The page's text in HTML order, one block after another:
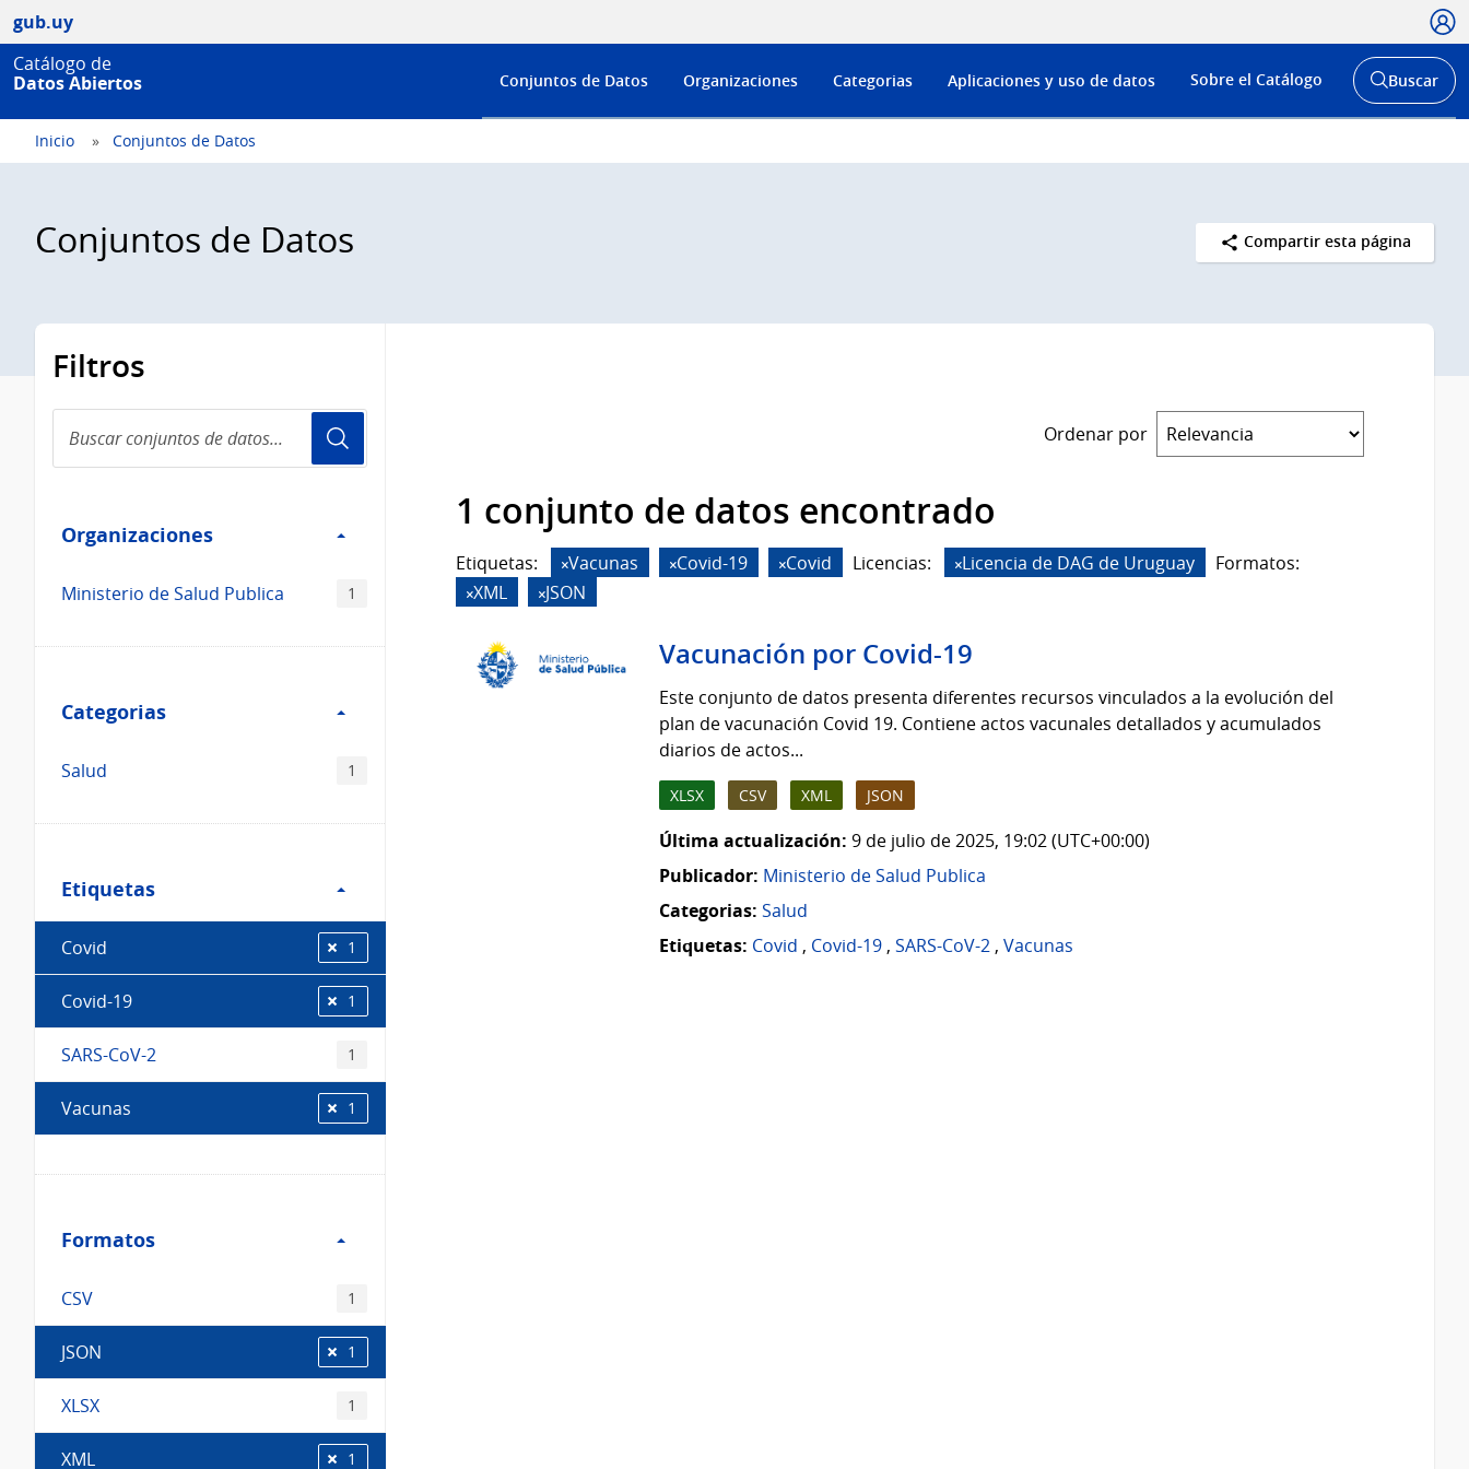
gub.uy
Catálogo de
Datos Abiertos
Menú
de
Conjuntos de Datos Organizaciones Categorias Aplicaciones y uso de datos Sobre el Catálogo
Abrir
buscador
Buscar
Inicio Conjuntos de Datos
Conjuntos de Datos Compartir esta página
Filtros
conjuntos
de
Organizaciones
Organizaciones
Ministerio de Salud Publica 1
Categorias
Categorias
Salud 1
Etiquetas
Etiquetas
Covid 1
Covid-19 1
SARS-CoV-2 1
Vacunas 1
Formatos
Formatos
CSV 1
JSON 1
XLSX 1
XML 1
Ordenar por
1 conjunto de datos encontrado
Etiquetas: Vacunas Covid-19 Covid Licencias: Licencia de DAG de Uruguay
Formatos:
XML
JSON
Vacunación por Covid-19
Este conjunto de datos presenta diferentes recursos vinculados a la evolución del
plan de vacunación Covid 19. Contiene actos vacunales detallados y acumulados
diarios de actos...
XLSX CSV XML JSON
Última actualización: 9 de julio de 2025, 19:02 (UTC+00:00)
Publicador: Ministerio de Salud Publica
Categorias: Salud
Etiquetas: Covid , Covid-19, SARS-CoV-2, Vacunas